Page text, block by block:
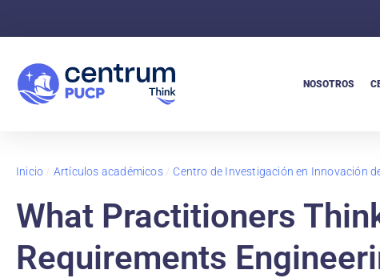
NOSOTROS
Inicio / Artículos académicos/ Centro de Investigación en Innovación
What Practitioners
Requirements